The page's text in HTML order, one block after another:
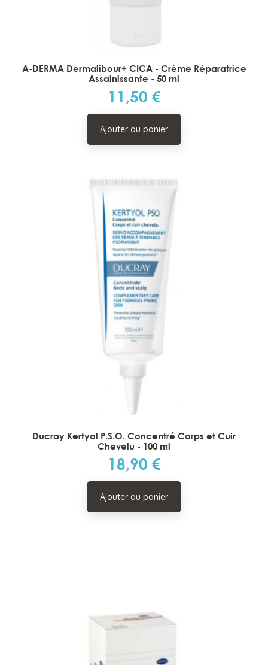
A-DERMA Dermalibour+ CICA - Crème Réparatrice
Assainissante - 50 ml
Prix
11,50 €
Ajouter au panier
Ducray Kertyol P.S.O. Concentré Corps et Cuir
Chevelu - 100 ml
Prix
18,90 €
Ajouter au panier